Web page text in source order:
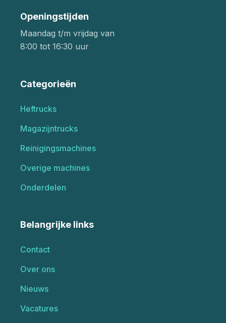
Openingstijden
Maandag t/m vrijdag van
8:00 tot 16:30 uur
Categorieën
Heftrucks
Magazijntrucks
Reinigingsmachines
Overige machines
Onderdelen
Belangrijke links
Contact
Over ons
Nieuws
Vacatures